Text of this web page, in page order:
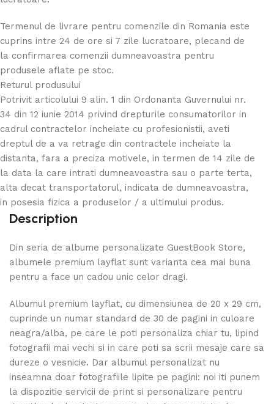
Termenul de livrare pentru comenzile din Romania este
cuprins intre 24 de ore si 7 zile lucratoare, plecand de
la confirmarea comenzii dumneavoastra pentru
produsele aflate pe stoc.
Returul produsului
Potrivit articolului 9 alin. 1 din Ordonanta Guvernului nr.
34 din 12 iunie 2014 privind drepturile consumatorilor in
cadrul contractelor incheiate cu profesionistii, aveti
dreptul de a va retrage din contractele incheiate la
distanta, fara a preciza motivele, in termen de 14 zile de
la data la care intrati dumneavoastra sau o parte terta,
alta decat transportatorul, indicata de dumneavoastra,
in posesia fizica a produselor / a ultimului produs.
Description
Din seria de albume personalizate GuestBook Store,
albumele premium layflat sunt varianta cea mai buna
pentru a face un cadou unic celor dragi.
Albumul premium layflat, cu dimensiunea de 20 x 29 cm,
cuprinde un numar standard de 30 de pagini in culoare
neagra/alba, pe care le poti personaliza chiar tu, lipind
fotografii mai vechi si in care poti sa scrii mesaje care sa
dureze o vesnicie. Dar albumul personalizat nu
inseamna doar fotografiile lipite pe pagini: noi iti punem
la dispozitie servicii de print si personalizare pentru